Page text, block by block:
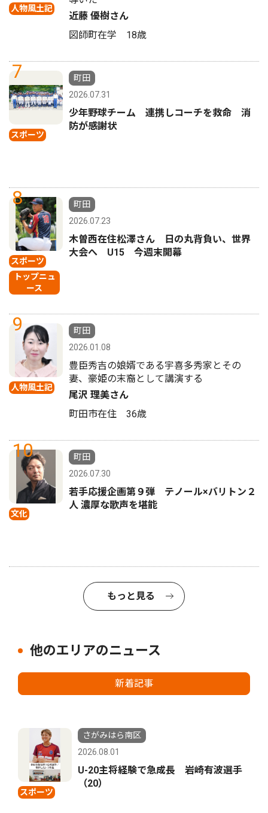
人物風土記
近藤 優樹さん
図師町在学 18歳
7
スポーツ
町田
2026.07.31
少年野球チーム 連携しコーチを救命 消
防が感謝状
8
スポーツ
トップニュ
ース
町田
2026.07.23
木曽西在住松澤さん 日の丸背負い、世界
大会へ U15 今週末開幕
9
人物風土記
町田
2026.01.08
豊臣秀吉の娘婿である宇喜多秀家とその
妻、豪姫の末裔として講演する
尾沢 理美さん
町田市在住 36歳
10
文化
町田
2026.07.30
若手応援企画第９弾 テノール×バリトン２
人 濃厚な歌声を堪能
もっと見る
他のエリアのニュース
新着記事
スポーツ
さがみはら南区
2026.08.01
U-20主将経験で急成長 岩崎有波選手
（20）